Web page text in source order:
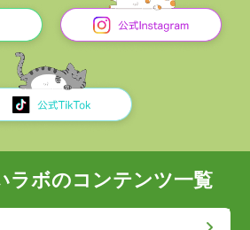
ラボのコンテンツ一覧